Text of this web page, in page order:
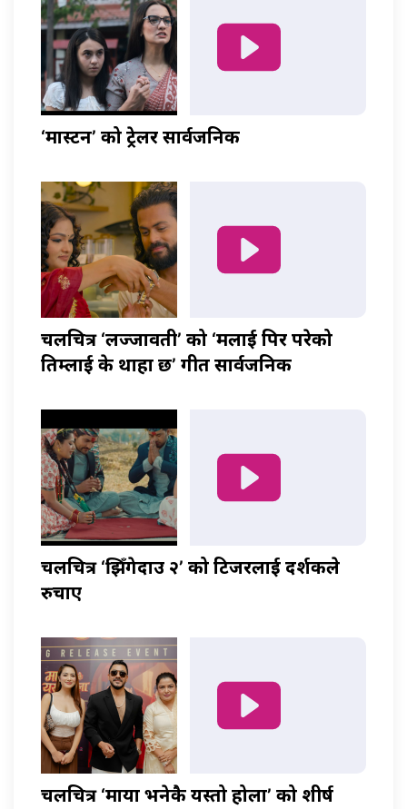
‘मास्टर्नी’ को ट्रेलर सार्वजनिक
चलचित्र ‘लज्जावती’ को ‘मलाई पिर परेको
तिम्लाई के थाहा छ’ गीत सार्वजनिक
चलचित्र ‘झिँगेदाउ २’ को टिजरलाई दर्शकले
रुचाए
चलचित्र ‘माया भनेकै यस्तो होला’ को शीर्ष